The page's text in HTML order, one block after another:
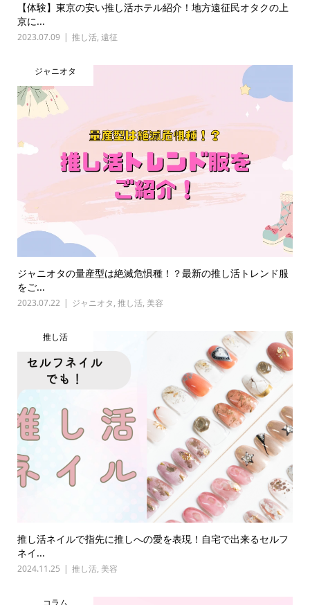
【体験】東京の安い推し活ホテル紹介！地方遠征民オタクの上
京に...
2023.07.09 推し活, 遠征
ジャニオタ
ジャニオタの量産型は絶滅危惧種！？最新の推し活トレンド服
をご...
2023.07.22 ジャニオタ, 推し活, 美容
推し活
推し活ネイルで指先に推しへの愛を表現！自宅で出来るセルフ
ネイ...
2024.11.25 推し活, 美容
コラム